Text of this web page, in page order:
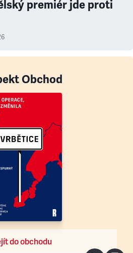
premiér jde proti
Obchod
do obchodu